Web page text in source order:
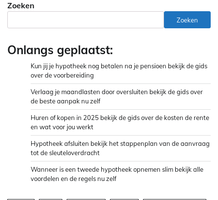
Zoeken
Zoeken
Onlangs geplaatst:
Kun jij je hypotheek nog betalen na je pensioen bekijk de gids
over de voorbereiding
Verlaag je maandlasten door oversluiten bekijk de gids over
de beste aanpak nu zelf
Huren of kopen in 2025 bekijk de gids over de kosten de rente
en wat voor jou werkt
Hypotheek afsluiten bekijk het stappenplan van de aanvraag
tot de sleuteloverdracht
Wanneer is een tweede hypotheek opnemen slim bekijk alle
voordelen en de regels nu zelf